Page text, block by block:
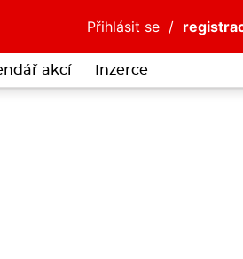
Přihlásit se /
akcí Inzerce